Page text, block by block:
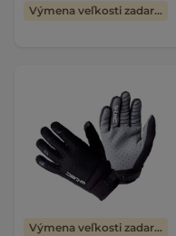
Výmena veľkosti zadarmo
Výmena veľkosti zadarmo